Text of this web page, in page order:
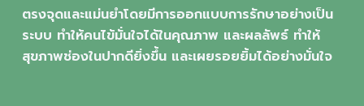
ตรงจุดและแม่นยำโดยมีการออกแบบการรักษาอย่างเป็น
ระบบ ทำให้คนไข้มั่นใจได้ในคุณภาพ และผลลัพธ์ ทำให้
สุขภาพช่องในปากดียิ่งขึ้น และเผยรอยยิ้มได้อย่างมั่นใจ